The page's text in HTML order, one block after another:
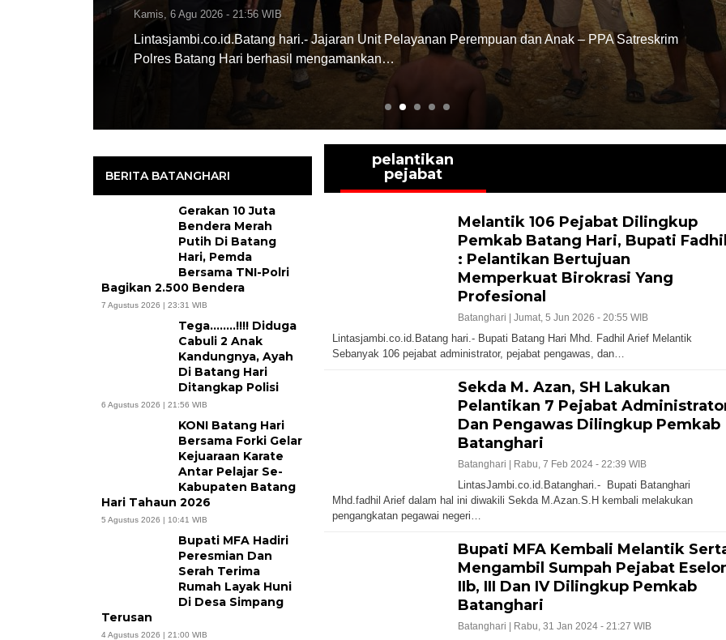
Rabu, 5 Agu 2026 - 22:00 WIB
Lintasjambi.co.id.Batang Hari.- Prestasi membanggakan kembali ditorehkan Polres Batang Hari.
yakni menerima Piagam Penghargaan dari Kapolri atas…
BERITA BATANGHARI
Gerakan 10 Juta
Bendera Merah
Putih Di Batang
Hari, Pemda
Bersama TNI-Polri
Bagikan 2.500 Bendera
7 Agustus 2026 | 23:31 WIB
Tega……..!!!! Diduga
Cabuli 2 Anak
Kandungnya, Ayah
Di Batang Hari
Ditangkap Polisi
6 Agustus 2026 | 21:56 WIB
KONI Batang Hari
Bersama Forki Gelar
Kejuaraan Karate
Antar Pelajar Se-
Kabupaten Batang
Hari Tahaun 2026
5 Agustus 2026 | 10:41 WIB
Bupati MFA Hadiri
Peresmian Dan
Serah Terima
Rumah Layak Huni
Di Desa Simpang
Terusan
4 Agustus 2026 | 21:00 WIB
pelantikan
pejabat
Melantik 106 Pejabat Dilingkup
Pemkab Batang Hari, Bupati Fadhil
: Pelantikan Bertujuan
Memperkuat Birokrasi Yang
Profesional
Batanghari | Jumat, 5 Jun 2026 - 20:55 WIB
Lintasjambi.co.id.Batang hari.- Bupati Batang Hari Mhd. Fadhil Arief Melantik
Sebanyak 106 pejabat administrator, pejabat pengawas, dan…
Sekda M. Azan, SH Lakukan
Pelantikan 7 Pejabat
Dan Pengawas Dilingkup Pemkab
Batanghari
Batanghari | Rabu, 7 Feb 2024 - 22:39 WIB
LintasJambi.co.id.Batanghari.- Bupati Batanghari
Mhd.fadhil Arief dalam hal ini diwakili Sekda M.Azan.S.H kembali melakukan
pengangkatan pegawai negeri…
Bupati MFA Kembali Melantik
Mengambil Sumpah Pejabat
IIb, III Dan IV Dilingkup Pemkab
Batanghari
Batanghari | Rabu, 31 Jan 2024 - 21:27 WIB